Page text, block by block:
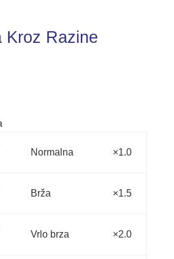
Kroz Razine
Normalna ×1.0
Brža ×1.5
Vrlo brza ×2.0